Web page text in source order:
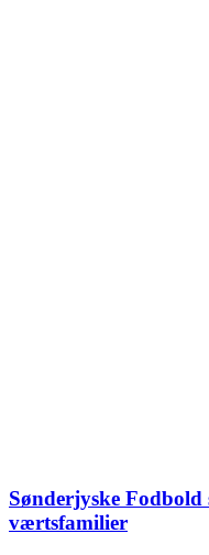
Sønderjyske Fodbold
værtsfamilier